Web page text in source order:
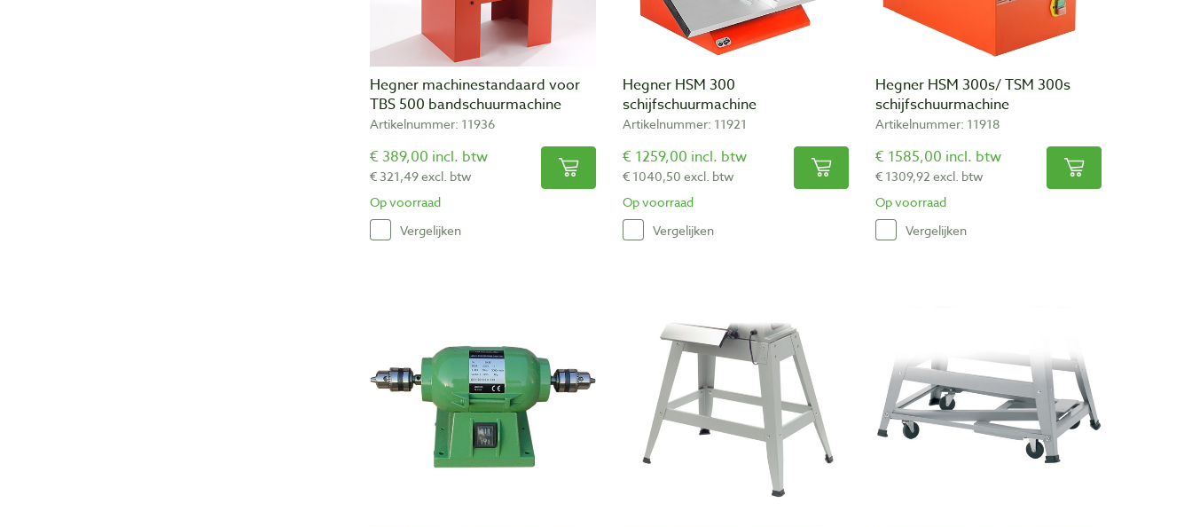
Hegner machinestandaard voor
TBS 500 bandschuurmachine
Artikelnummer: 11936
€ 389,00 incl. btw
€ 321,49 excl. btw
Op voorraad
Vergelijken
Hegner HSM 300
schijfschuurmachine
Artikelnummer: 11921
€ 1259,00 incl. btw
€ 1040,50 excl. btw
Op voorraad
Vergelijken
Hegner HSM 300s/ TSM 300s
schijfschuurmachine
Artikelnummer: 11918
€ 1585,00 incl. btw
€ 1309,92 excl. btw
Op voorraad
Vergelijken